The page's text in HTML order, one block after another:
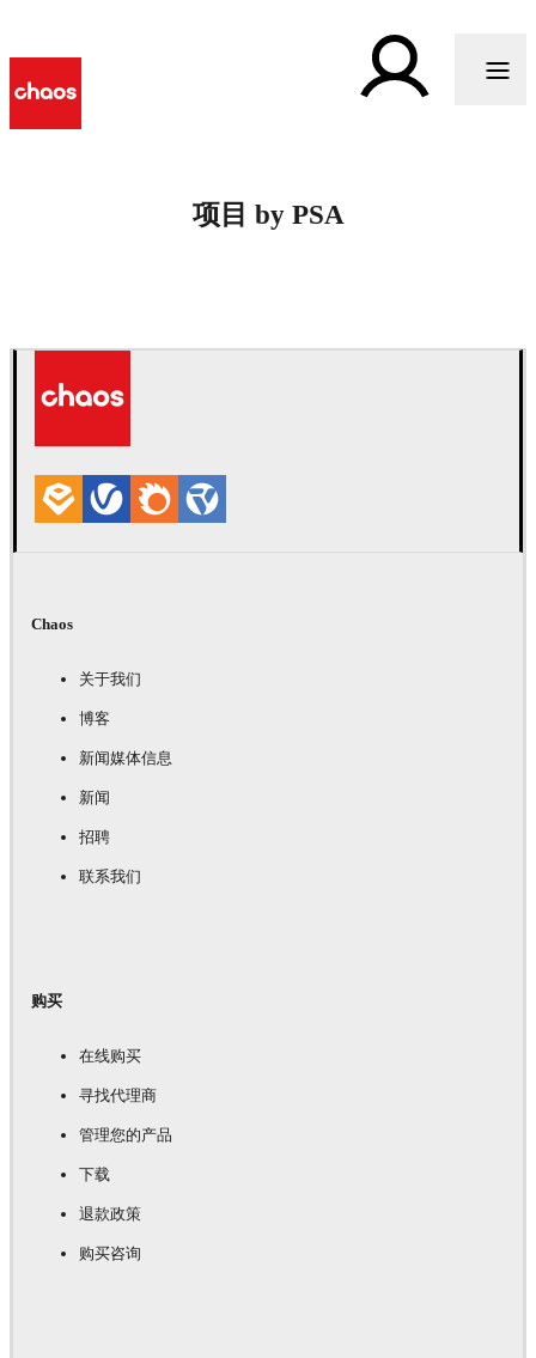
项目 by PSA
Chaos
关于我们
博客
新闻媒体信息
新闻
招聘
联系我们
购买
在线购买
寻找代理商
管理您的产品
下载
退款政策
购买咨询